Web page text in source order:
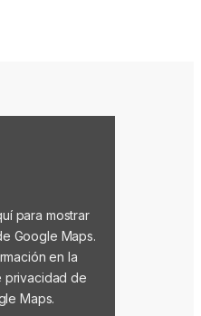
para mostrar
Google Maps.
en la
privacidad de
Maps.